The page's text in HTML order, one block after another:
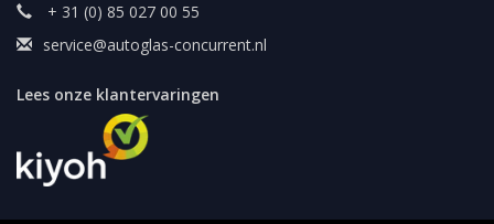
+ 31 (0) 85 027 00 55
service@autoglas-concurrent.nl
Lees onze klantervaringen